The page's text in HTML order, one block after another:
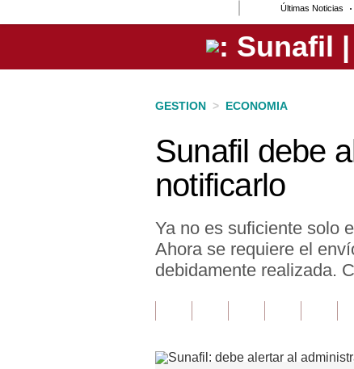
Últimas Noticias
Perú
GESTION > ECONOMIA
Sunafil debe
notificarlo
Ya no es suficiente solo
Ahora se requiere el
debidamente realizada.